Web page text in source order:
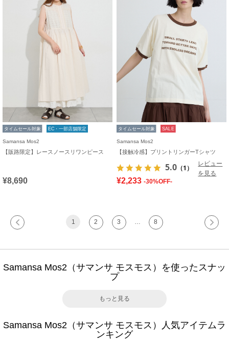
タイムセール対象 EC・一部店舗限定
Samansa Mos2
【販路限定】レースノースリワンピース
¥8,690
タイムセール対象 SALE
Samansa Mos2
【接触冷感】プリントリンガーTシャツ
5.0 （1）
レビュー
を見る
¥2,233 -30%OFF-
1 2 3 8
Samansa Mos2（サマンサ モスモス）を使ったスナッ
プ
もっと見る
Samansa Mos2（サマンサ モスモス）人気アイテムラ
ンキング